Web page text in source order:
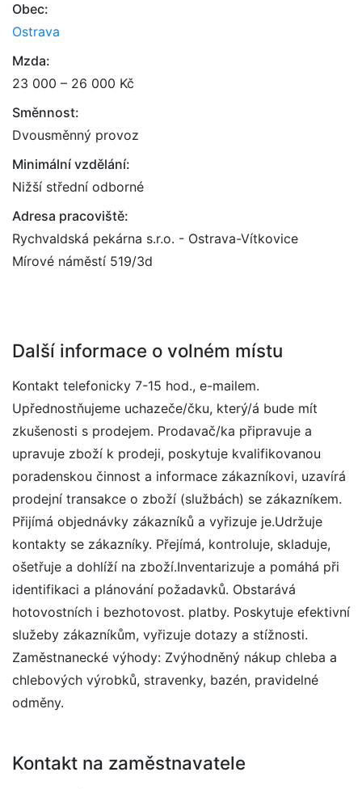
Obec:
Ostrava
Mzda:
23 000 – 26 000 Kč
Směnnost:
Dvousměnný provoz
Minimální vzdělání:
Nižší střední odborné
Adresa pracoviště:
Rychvaldská pekárna s.r.o. - Ostrava-Vítkovice
Mírové náměstí 519/3d
Další informace o volném místu
Kontakt telefonicky 7-15 hod., e-mailem.
Upřednostňujeme uchazeče/čku, který/á bude mít
zkušenosti s prodejem. Prodavač/ka připravuje a
upravuje zboží k prodeji, poskytuje kvalifikovanou
poradenskou činnost a informace zákazníkovi, uzavírá
prodejní transakce o zboží (službách) se zákazníkem.
Přijímá objednávky zákazníků a vyřizuje je.Udržuje
kontakty se zákazníky. Přejímá, kontroluje, skladuje,
ošetřuje a dohlíží na zboží.Inventarizuje a pomáhá při
identifikaci a plánování požadavků. Obstarává
hotovostních i bezhotovost. platby. Poskytuje efektivní
služeby zákazníkům, vyřizuje dotazy a stížnosti.
Zaměstnanecké výhody: Zvýhodněný nákup chleba a
chlebových výrobků, stravenky, bazén, pravidelné
odměny.
Kontakt na zaměstnavatele